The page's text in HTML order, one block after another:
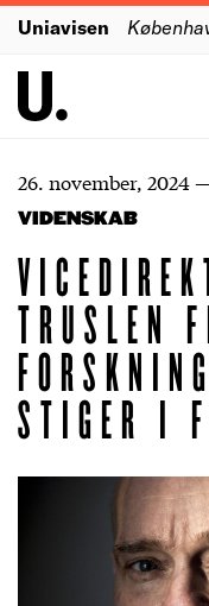
Uniavisen
26. november, 2024
VIDENSKAB
TRUSLEN
STIGER I